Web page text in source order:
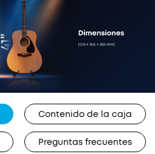
Contenido de la caja
Preguntas frecuentes